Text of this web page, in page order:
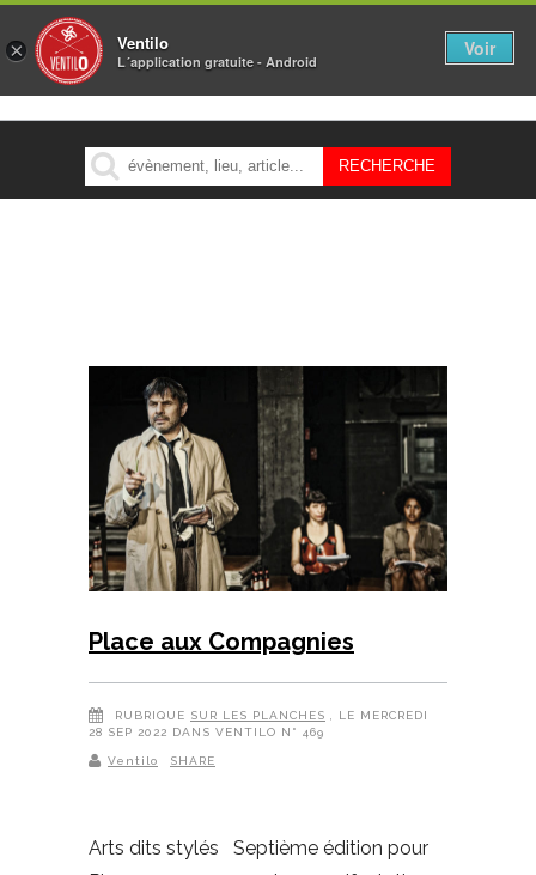
MENU
Place aux Compagnies
RUBRIQUE SUR LES PLANCHES
, LE MERCREDI
28 SEP 2022 DANS VENTILO N° 469
Ventilo SHARE
Arts dits stylés Septième édition pour
× Ventilo
L´application gratuite - Android
Voir